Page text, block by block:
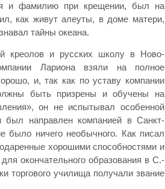
и фамилию при крещении, был на
как живут алеуты, в доме матери,
тайны океана.
креолов и русских школу в Ново-
Лариона взяли на полное
и, так как по уставу компании
быть призрены и обучены на
он не испытывал особенной
был направлен компанией в Санкт-
было ничего необычного. Как писал
хорошими способностями и
окончательного образования в С.-
торгового училища получали звание